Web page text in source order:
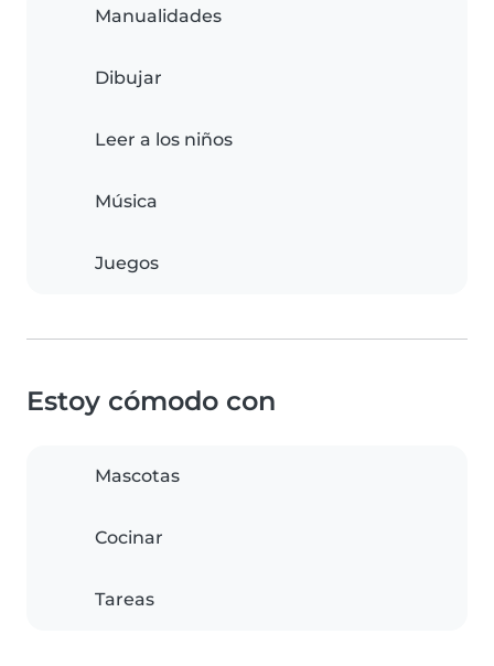
Manualidades
Dibujar
Leer a los niños
Música
Juegos
Estoy cómodo con
Mascotas
Cocinar
Tareas